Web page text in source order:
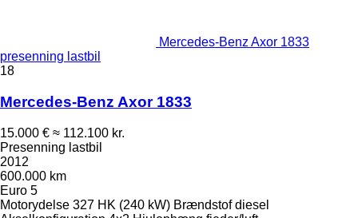
Mercedes-Benz Axor 1833
presenning lastbil
18
Mercedes-Benz Axor 1833
15.000 € ≈ 112.100 kr.
Presenning lastbil
2012
600.000 km
Euro 5
Motorydelse 327 HK (240 kW) Brændstof diesel